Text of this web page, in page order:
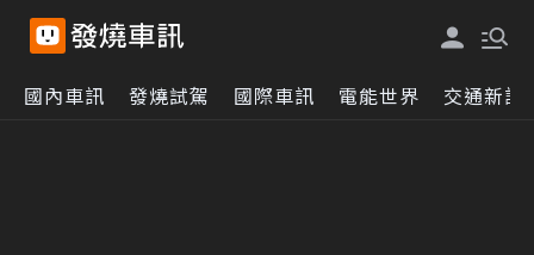
國內車訊 發燒試駕 國際車訊 電能世界 交通新訊